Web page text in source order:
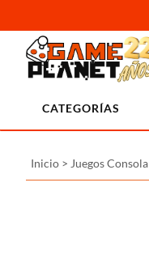
CATEGORÍAS
Inicio > Juegos Consola